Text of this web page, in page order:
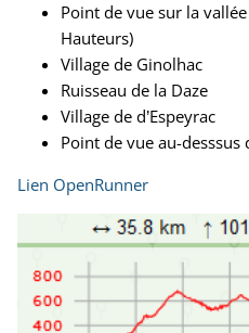
Point de vue sur la
Hauteurs)
Village de Ginolhac
Ruisseau de la Daze
Village de d’Espeyrac
Point de vue au-desssus
Lien OpenRunner